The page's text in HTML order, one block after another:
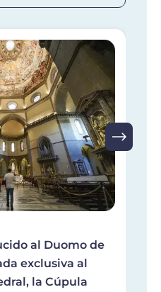
al Duomo de
exclusiva al
la Cúpula